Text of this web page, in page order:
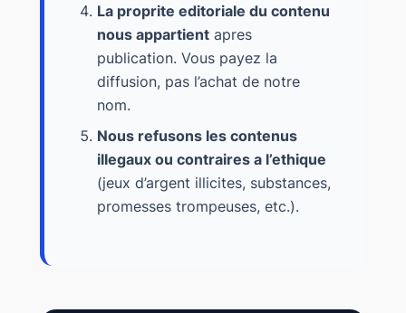
La proprite editoriale du contenu
nous appartientapres
publication. Vous payez la
diffusion, pas l’achat de notre
nom.
Nous refusons les contenus
illegaux ou contraires a l’ethique
(jeux d’argent illicites, substances,
promesses trompeuses, etc.).